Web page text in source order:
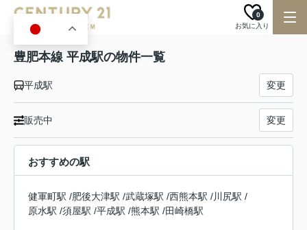
お気に入り
0
豊肥本線 平成駅の物件一覧
平成駅 変更
販売中 変更
おすすめの駅
健軍町駅 /肥後大津駅 /武蔵塚駅 /西熊本駅 /川尻駅 /
原水駅 /須屋駅 /平成駅 /熊本駅 /田崎橋駅